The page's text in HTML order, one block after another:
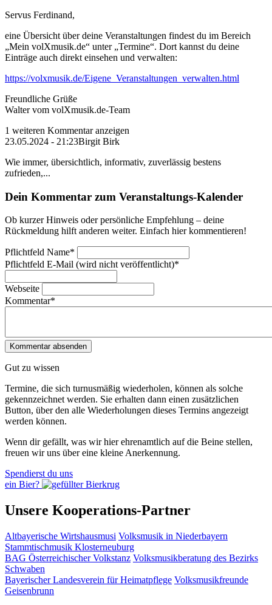
Servus Ferdinand,
eine Übersicht über deine Veranstaltungen findest du im Bereich
„Mein volXmusik.de“ unter „Termine“. Dort kannst du deine
Einträge auch direkt einsehen und verwalten:
https://volxmusik.de/Eigene_Veranstaltungen_verwalten.html
Freundliche Grüße
Walter vom volXmusik.de-Team
1 weiteren Kommentar anzeigen
23.05.2024 - 21:23Birgit Birk
Wie immer, übersichtlich, informativ, zuverlässig bestens
zufrieden,...
Dein Kommentar zum Veranstaltungs-Kalender
Ob kurzer Hinweis oder persönliche Empfehlung – deine
Rückmeldung hilft anderen weiter. Einfach hier kommentieren!
Pflichtfeld Name*
Pflichtfeld E-Mail (wird nicht veröffentlicht)*
Webseite
Kommentar*
Gut zu wissen
Termine, die sich turnusmäßig wiederholen, können als solche
gekennzeichnet werden. Sie erhalten dann einen zusätzlichen
Button, über den alle Wiederholungen dieses Termins angezeigt
werden können.
Wenn dir gefällt, was wir hier ehrenamtlich auf die Beine stellen,
freuen wir uns über eine kleine Anerkennung.
Spendierst du uns
ein Bier?
Unsere Kooperations-Partner
Altbayerische Wirtshausmusi Volksmusik in Niederbayern
Stammtischmusik Klosterneuburg
BAG Österreichischer Volkstanz Volksmusikberatung des Bezirks
Schwaben
Bayerischer Landesverein für Heimatpflege Volksmusikfreunde
Geisenbrunn